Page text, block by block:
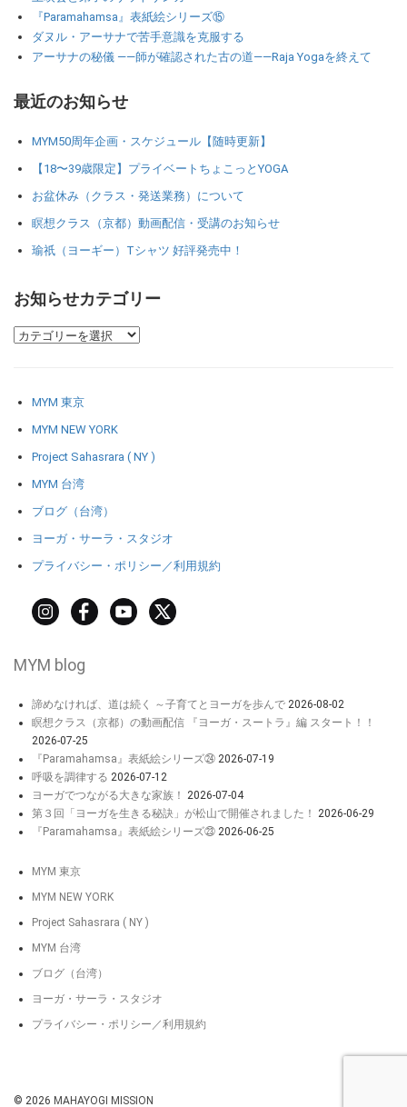
『Paramahamsa』表紙絵シリーズ⑮
ダヌル・アーサナで苦手意識を克服する
アーサナの秘儀 ――師が確認された古の道――Raja Yogaを終えて
最近のお知らせ
MYM50周年企画・スケジュール【随時更新】
【18〜39歳限定】プライベートちょこっとYOGA
お盆休み（クラス・発送業務）について
瞑想クラス（京都）動画配信・受講のお知らせ
瑜祇（ヨーギー）Tシャツ 好評発売中！
お知らせカテゴリー
MYM 東京
MYM NEW YORK
Project Sahasrara ( NY )
MYM 台湾
ブログ（台湾）
ヨーガ・サーラ・スタジオ
プライバシー・ポリシー／利用規約
MYM blog
諦めなければ、道は続く ～子育てとヨーガを歩んで 2026-08-02
瞑想クラス（京都）の動画配信 『ヨーガ・スートラ』編 スタート！！
2026-07-25
『Paramahamsa』表紙絵シリーズ㉔ 2026-07-19
呼吸を調律する 2026-07-12
ヨーガでつながる大きな家族！
2026-07-04
第３回「ヨーガを生きる秘訣」が松山で開催されました！
2026-06-29
『Paramahamsa』表紙絵シリーズ㉓ 2026-06-25
MYM 東京
MYM NEW YORK
Project Sahasrara ( NY )
MYM 台湾
ブログ（台湾）
ヨーガ・サーラ・スタジオ
プライバシー・ポリシー／利用規約
© 2026 MAHAYOGI MISSION